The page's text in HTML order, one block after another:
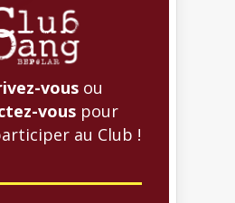
vous ou
vous pour
au Club !